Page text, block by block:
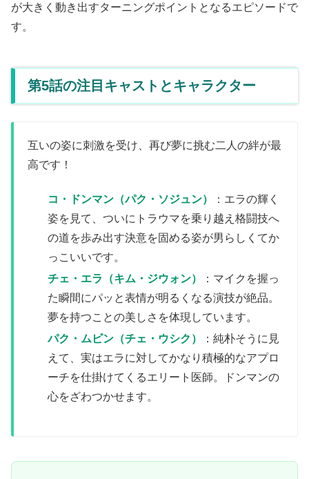
が大きく動き出すターニングポイントとなるエピソードで
す。
第5話の注目キャストとキャラクター
互いの姿に刺激を受け、再び夢に挑む二人の絆が最
高です！
コ・ドンマン（パク・ソジュン）
：エラの輝く
姿を見て、ついにトラウマを乗り越え格闘技へ
の道を歩み出す決意を固める姿が男らしくてか
っこいいです。
チェ・エラ（キム・ジウォン）
：マイクを握っ
た瞬間にパッと表情が明るくなる演技が絶品。
夢を持つことの美しさを体現しています。
パク・ムビン（チェ・ウシク）
：純朴そうに見
えて、実はエラに対してかなり積極的なアプロ
ーチを仕掛けてくるエリート医師。ドンマンの
心をざわつかせます。